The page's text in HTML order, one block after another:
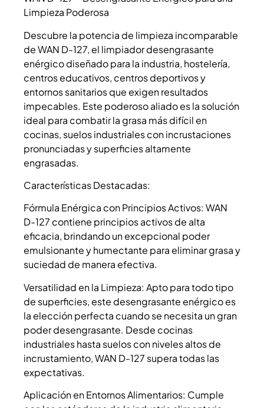
Limpieza Poderosa
Descubre la potencia de limpieza incomparable
de WAN D-127, el limpiador desengrasante
enérgico diseñado para la industria, hostelería,
centros educativos, centros deportivos y
entornos sanitarios que exigen resultados
impecables. Este poderoso aliado es la solución
ideal para combatir la grasa más difícil en
cocinas, suelos industriales con incrustaciones
pronunciadas y superficies altamente
engrasadas.
Características Destacadas:
Fórmula Enérgica con Principios Activos: WAN
D-127 contiene principios activos de alta
eficacia, brindando un excepcional poder
emulsionante y humectante para eliminar grasa y
suciedad de manera efectiva.
Versatilidad en la Limpieza: Apto para todo tipo
de superficies, este desengrasante enérgico es
la elección perfecta cuando se necesita un gran
poder desengrasante. Desde cocinas
industriales hasta suelos con niveles altos de
incrustamiento, WAN D-127 supera todas las
expectativas.
Aplicación en Entornos Alimentarios: Cumple